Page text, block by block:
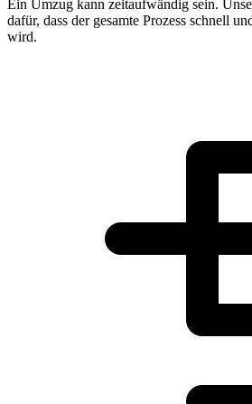
Ein Umzug kann zeitaufwändig sein.
dafür, dass der gesamte Prozess schnell
wird.